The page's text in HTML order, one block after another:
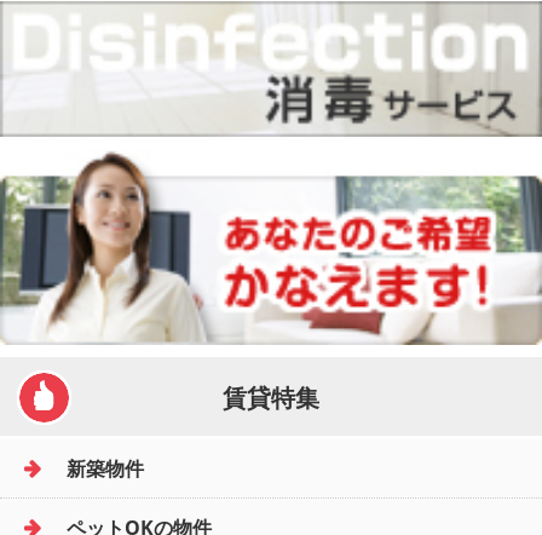
賃貸特集
新築物件
ペットOKの物件